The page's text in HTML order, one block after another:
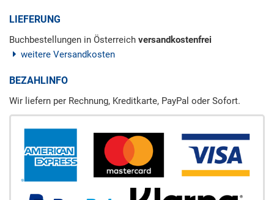
LIEFERUNG
Buchbestellungen in Österreich versandkostenfrei
weitere Versandkosten
BEZAHLINFO
Wir liefern per Rechnung, Kreditkarte, PayPal oder Sofort.